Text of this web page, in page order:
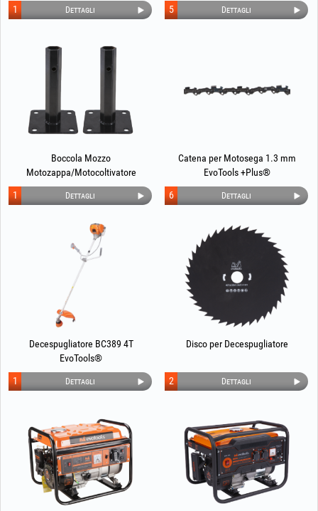
Dettagli
1 Dettagli
5
Boccola Mozzo
Motozappa/Motocoltivatore
Dettagli
1
Catena per Motosega 1.3 mm
EvoTools +Plus®
Dettagli
6
Decespugliatore BC389 4T
EvoTools®
Dettagli
1
Disco per Decespugliatore
Dettagli
2